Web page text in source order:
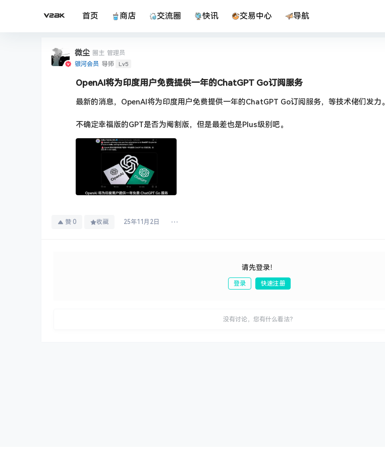
首页 商店 交流圈 快讯 交易中心 导航
微尘 圈主 管理员
银河会员 导师 Lv5
OpenAI将为印度用户免费提供一年的ChatGPT Go订阅服务
最新的消息，OpenAI将为印度用户免费提供一年的ChatGPT Go订阅服务，等技术佬们发力。
不确定幸福版的GPT是否为阉割版，但是最差也是Plus级别吧。
赞 0 收藏 25年11月2日
请先登录！
登录 快速注册
没有讨论，您有什么看法？